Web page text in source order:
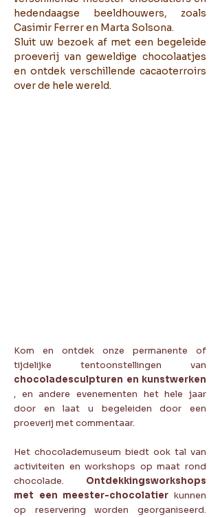
hedendaagse beeldhouwers, zoals
Casimir Ferrer en Marta Solsona.
Sluit uw bezoek af met een begeleide
proeverij van geweldige chocolaatjes
en ontdek verschillende cacaoterroirs
over de hele wereld.
Kom en ontdek onze permanente of
tijdelijke tentoonstellingen van
chocoladesculpturen en kunstwerken
, en andere evenementen het hele jaar
door en laat u begeleiden door een
proeverij met commentaar.
Het chocolademuseum biedt ook tal van
activiteiten en workshops op maat rond
chocolade. Ontdekkingsworkshops
met een meester-chocolatier kunnen
op reservering worden georganiseerd.